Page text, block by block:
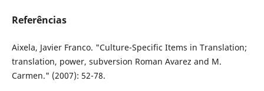
Referências
Aixela, Javier Franco. "Culture-Specific Items in Translation;
translation, power, subversion Roman Avarez and M.
Carmen." (2007): 52-78.